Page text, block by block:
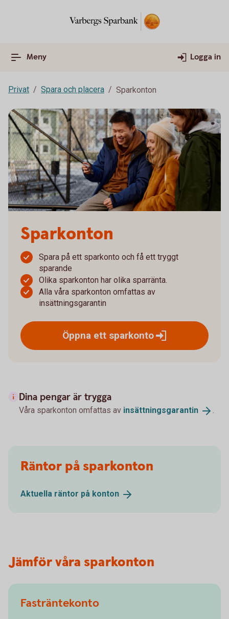
Meny Logga in
Privat Spara och placera Sparkonton
Sparkonton
Spara på ett sparkonto och få ett tryggt
sparande
Olika sparkonton har olika sparränta.
Alla våra sparkonton omfattas av
insättningsgarantin
Öppna ett sparkonto
Dina pengar är trygga
Våra sparkonton omfattas av insättningsgarantin .
Räntor på sparkonton
Aktuella räntor på konton
Jämför våra sparkonton
Fasträntekonto